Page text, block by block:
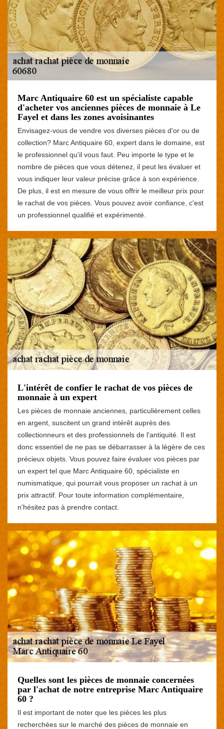
Marc Antiquaire 60 est un spécialiste capable
d'acheter vos anciennes pièces de monnaie à Le
Fayel et dans les zones avoisinantes
Envisagez-vous de vendre vos diverses pièces d'or ou de
collection? Marc Antiquaire 60, expert dans le domaine, est
le professionnel qu'il vous faut. Peu importe le type et le
nombre de pièces que vous détenez, il peut les évaluer et
vous indiquer leur valeur précise grâce à son expérience.
De plus, il est en mesure de vous offrir le meilleur prix pour
le rachat de vos pièces. Vous pouvez avoir confiance, c'est
un professionnel qualifié et expérimenté.
L'intérêt de confier le rachat de vos pièces de
monnaie à un expert
Les pièces de monnaie anciennes, particulièrement celles
en argent, suscitent un grand intérêt auprès des
collectionneurs et des professionnels de l'antiquité. Il est
donc essentiel de ne pas se débarrasser à la légère de ces
précieux objets. Vous pouvez faire évaluer vos pièces par
un expert tel que Marc Antiquaire 60, spécialiste en
numismatique, qui pourrait vous proposer un rachat à un
prix attractif. Pour toute information complémentaire,
n'hésitez pas à prendre contact.
Quelles sont les pièces de monnaie concernées
par l'achat de notre entreprise Marc Antiquaire
60 ?
Il est important de noter que les pièces les plus
recherchées sur le marché des pièces de monnaie en